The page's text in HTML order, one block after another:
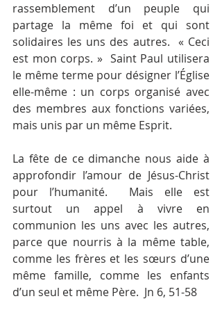
rassemblement d’un peuple qui
partage la même foi et qui sont
solidaires les uns des autres.  « Ceci
est mon corps. »  Saint Paul utilisera
le même terme pour désigner l’Église
elle-même : un corps organisé avec
des membres aux fonctions variées,
mais unis par un même Esprit.
La fête de ce dimanche nous aide à
approfondir l’amour de Jésus-Christ
pour l’humanité.  Mais elle est
surtout un appel à vivre en
communion les uns avec les autres,
parce que nourris à la même table,
comme les frères et les sœurs d’une
même famille, comme les enfants
d’un seul et même Père.  Jn 6, 51-58